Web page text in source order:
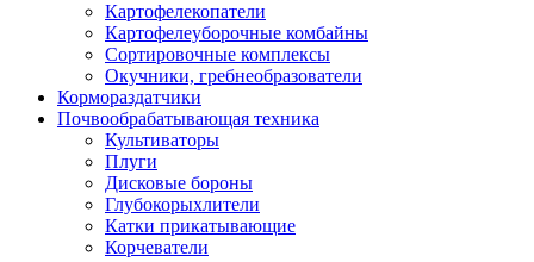
Картофелекопатели
Картофелеуборочные комбайны
Сортировочные комплексы
Окучники, гребнеобразователи
Кормораздатчики
Почвообрабатывающая техника
Культиваторы
Плуги
Дисковые бороны
Глубокорыхлители
Катки прикатывающие
Корчеватели